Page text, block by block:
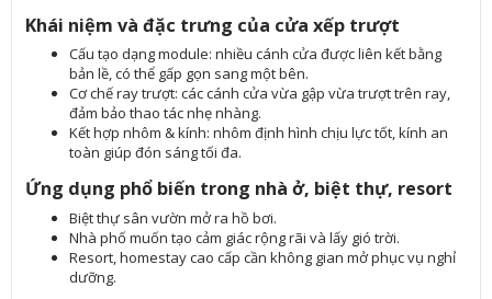
Khái niệm và đặc trưng của cửa xếp trượt
Cấu tạo dạng module: nhiều cánh cửa được liên kết bằng
bản lề, có thể gấp gọn sang một bên.
Cơ chế ray trượt: các cánh cửa vừa gập vừa trượt trên ray,
đảm bảo thao tác nhẹ nhàng.
Kết hợp nhôm & kính: nhôm định hình chịu lực tốt, kính an
toàn giúp đón sáng tối đa.
Ứng dụng phổ biến trong nhà ở, biệt thự, resort
Biệt thự sân vườn mở ra hồ bơi.
Nhà phố muốn tạo cảm giác rộng rãi và lấy gió trời.
Resort, homestay cao cấp cần không gian mở phục vụ nghỉ
dưỡng.